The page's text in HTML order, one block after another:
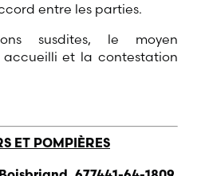
entre les parties.
susdites, le moyen
accueilli et la contestation
ET POMPIÈRES